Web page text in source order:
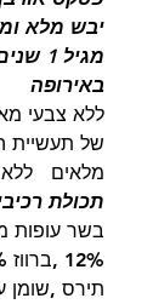
יבש מלא
מגיל
באירופה
ללא צבעי
של תעשיית
מלאים
תכולת
תירס ,שומן